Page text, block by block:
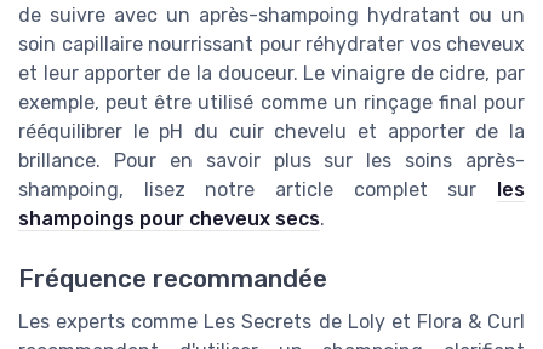
de suivre avec un après-shampoing hydratant ou un
soin capillaire nourrissant pour réhydrater vos cheveux
et leur apporter de la douceur. Le vinaigre de cidre, par
exemple, peut être utilisé comme un rinçage final pour
rééquilibrer le pH du cuir chevelu et apporter de la
brillance. Pour en savoir plus sur les soins après-
shampoing, lisez notre article complet sur
les
shampoings pour cheveux secs.
Fréquence recommandée
Les experts comme Les Secrets de Loly et Flora & Curl